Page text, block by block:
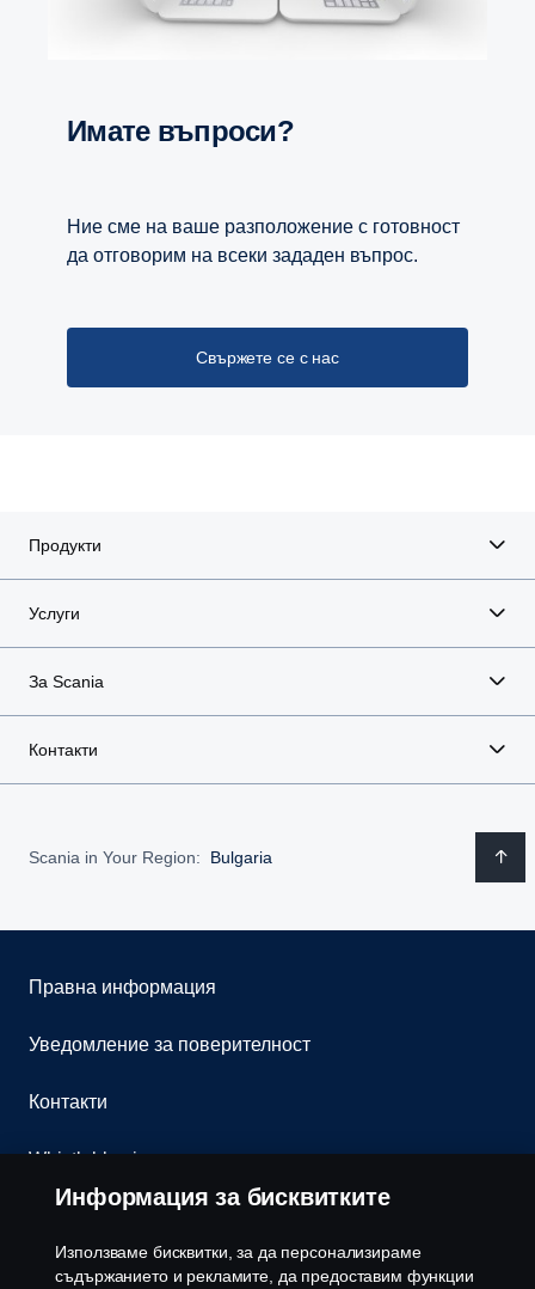
Имате въпроси?
Ние сме на ваше разположение с готовност
да отговорим на всеки зададен въпрос.
Свържете се с нас
Продукти
Услуги
За Scania
Контакти
Scania in Your Region: Bulgaria
Правна информация
Уведомление за поверителност
Контакти
Whistleblowing
Бюлетин
Политика за бисквитки
Информация за бисквитките
Използваме бисквитки, за да персонализираме
съдържанието и рекламите, да предоставим функции